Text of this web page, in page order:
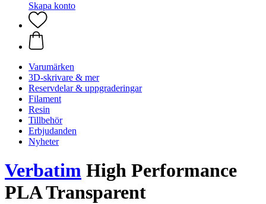
Skapa konto
Varumärken
3D-skrivare & mer
Reservdelar & uppgraderingar
Filament
Resin
Tillbehör
Erbjudanden
Nyheter
Verbatim High Performance
PLA Transparent